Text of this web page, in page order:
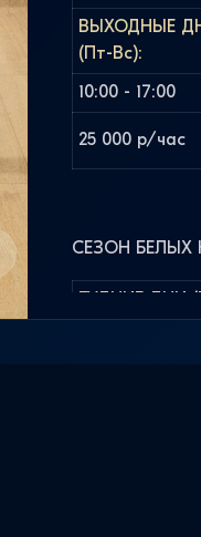
ВЫХОДНЫЕ
(Пт-Вс):
10:00 - 17:00
25 000 р/час
СЕЗОН БЕЛЫХ